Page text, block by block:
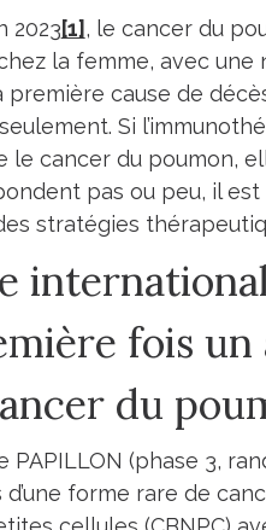
2023[1] , le cancer du
la femme, avec une
première cause de
Si
cancer du poumon,
pas ou peu, il est
stratégies
fois
du
(phase 3,
forme rare de